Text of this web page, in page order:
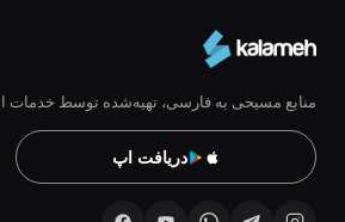
منابع مسیحی به فارسی، تهیه‌شده توسط خدمات
دریافت اپ